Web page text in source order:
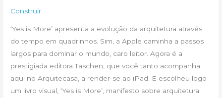
Construir
‘Yes is More’ apresenta a evolução da arquitetura através
do tempo em quadrinhos. Sim, a Apple caminha a passos
largos para dominar o mundo, caro leitor. Agora é a
prestigiada editora Taschen, que você tanto acompanha
aqui no Arquitecasa, a render-se ao iPad. E escolheu logo
um livro visual, ‘Yes is More’, manifesto sobre arquitetura